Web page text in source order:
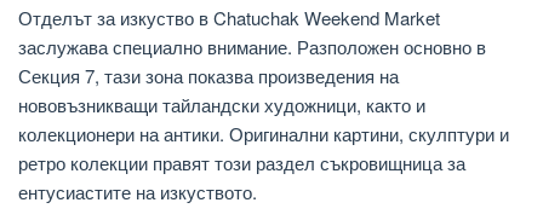
Отделът за изкуство в Chatuchak Weekend Market
заслужава специално внимание. Разположен основно в
Секция 7, тази зона показва произведения на
нововъзникващи тайландски художници, както и
колекционери на антики. Оригинални картини, скулптури и
ретро колекции правят този раздел съкровищница за
ентусиастите на изкуството.